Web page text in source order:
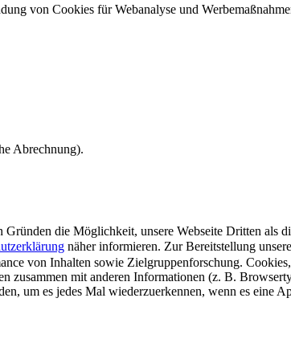
von Cookies für Webanalyse und
Abrechnung).
die Möglichkeit, unsere Webseite Dritten als
näher informieren. Zur Bereitstellung
von Inhalten sowie Zielgruppenforschung.
zusammen mit anderen Informationen (z. B.
um es jedes Mal wiederzuerkennen, wenn es eine